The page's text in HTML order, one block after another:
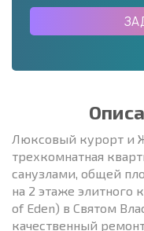
Люксовый курорт и
трехкомнатная
санузлами, общей
на 2 этаже элитного
of Eden) в Святом
качественный